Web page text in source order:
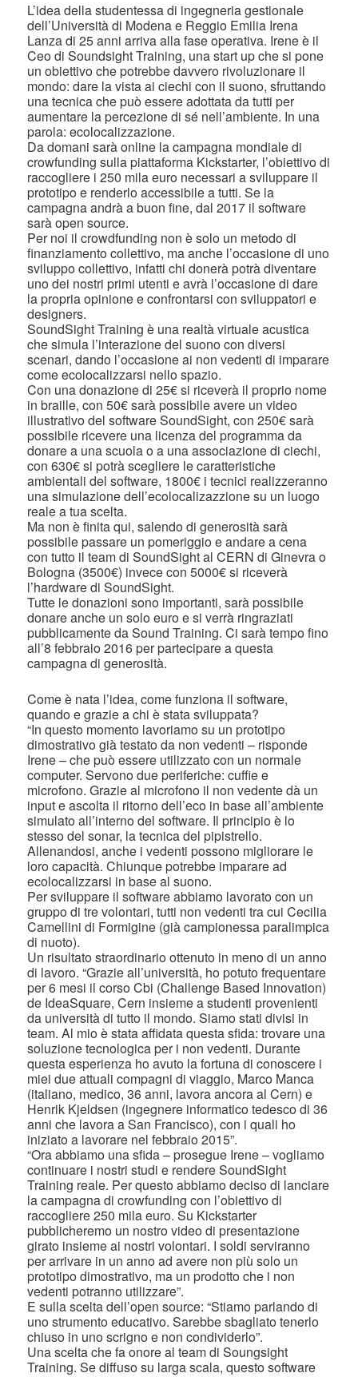
L’idea della studentessa di ingegneria gestionale
dell’Università di Modena e Reggio Emilia Irena
Lanza di 25 anni arriva alla fase operativa. Irene è il
Ceo di Soundsight Training, una start up che si pone
un obiettivo che potrebbe davvero rivoluzionare il
mondo: dare la vista ai ciechi con il suono, sfruttando
una tecnica che può essere adottata da tutti per
aumentare la percezione di sé nell’ambiente. In una
parola: ecolocalizzazione.
Da domani sarà online la campagna mondiale di
crowfunding sulla piattaforma Kickstarter, l’obiettivo di
raccogliere i 250 mila euro necessari a sviluppare il
prototipo e renderlo accessibile a tutti. Se la
campagna andrà a buon fine, dal 2017 il software
sarà open source.
Per noi il crowdfunding non è solo un metodo di
finanziamento collettivo, ma anche l’occasione di uno
sviluppo collettivo, infatti chi donerà potrà diventare
uno dei nostri primi utenti e avrà l’occasione di dare
la propria opinione e confrontarsi con sviluppatori e
designers.
SoundSight Training è una realtà virtuale acustica
che simula l’interazione del suono con diversi
scenari, dando l’occasione ai non vedenti di imparare
come ecolocalizzarsi nello spazio.
Con una donazione di 25€ si riceverà il proprio nome
in braille, con 50€ sarà possibile avere un video
illustrativo del software SoundSight, con 250€ sarà
possibile ricevere una licenza del programma da
donare a una scuola o a una associazione di ciechi,
con 630€ si potrà scegliere le caratteristiche
ambientali del software, 1800€ i tecnici realizzeranno
una simulazione dell’ecolocalizazzione su un luogo
reale a tua scelta.
Ma non è finita qui, salendo di generosità sarà
possibile passare un pomeriggio e andare a cena
con tutto il team di SoundSight al CERN di Ginevra o
Bologna (3500€) invece con 5000€ si riceverà
l’hardware di SoundSight.
Tutte le donazioni sono importanti, sarà possibile
donare anche un solo euro e si verrà ringraziati
pubblicamente da Sound Training. Ci sarà tempo fino
all’8 febbraio 2016 per partecipare a questa
campagna di generosità.
Come è nata l’idea, come funziona il software,
quando e grazie a chi è stata sviluppata?
“In questo momento lavoriamo su un prototipo
dimostrativo già testato da non vedenti – risponde
Irene – che può essere utilizzato con un normale
computer. Servono due periferiche: cuffie e
microfono. Grazie al microfono il non vedente dà un
input e ascolta il ritorno dell’eco in base all’ambiente
simulato all’interno del software. Il principio è lo
stesso del sonar, la tecnica del pipistrello.
Allenandosi, anche i vedenti possono migliorare le
loro capacità. Chiunque potrebbe imparare ad
ecolocalizzarsi in base al suono.
Per sviluppare il software abbiamo lavorato con un
gruppo di tre volontari, tutti non vedenti tra cui Cecilia
Camellini di Formigine (già campionessa paralimpica
di nuoto).
Un risultato straordinario ottenuto in meno di un anno
di lavoro. “Grazie all’università, ho potuto frequentare
per 6 mesi il corso Cbi (Challenge Based Innovation)
de IdeaSquare, Cern insieme a studenti provenienti
da università di tutto il mondo. Siamo stati divisi in
team. Al mio è stata affidata questa sfida: trovare una
soluzione tecnologica per i non vedenti. Durante
questa esperienza ho avuto la fortuna di conoscere i
miei due attuali compagni di viaggio, Marco Manca
(italiano, medico, 36 anni, lavora ancora al Cern) e
Henrik Kjeldsen (ingegnere informatico tedesco di 36
anni che lavora a San Francisco), con i quali ho
iniziato a lavorare nel febbraio 2015”.
“Ora abbiamo una sfida – prosegue Irene – vogliamo
continuare i nostri studi e rendere SoundSight
Training reale. Per questo abbiamo deciso di lanciare
la campagna di crowfunding con l’obiettivo di
raccogliere 250 mila euro. Su Kickstarter
pubblicheremo un nostro video di presentazione
girato insieme ai nostri volontari. I soldi serviranno
per arrivare in un anno ad avere non più solo un
prototipo dimostrativo, ma un prodotto che i non
vedenti potranno utilizzare”.
E sulla scelta dell’open source: “Stiamo parlando di
uno strumento educativo. Sarebbe sbagliato tenerlo
chiuso in uno scrigno e non condividerlo”.
Una scelta che fa onore al team di Soungsight
Training. Se diffuso su larga scala, questo software